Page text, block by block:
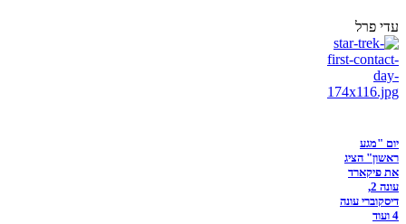
עדי פרל
יום "מגע
ראשון" הציג
את פיקארד
עונה 2,
דיסקוברי עונה
4 ועוד